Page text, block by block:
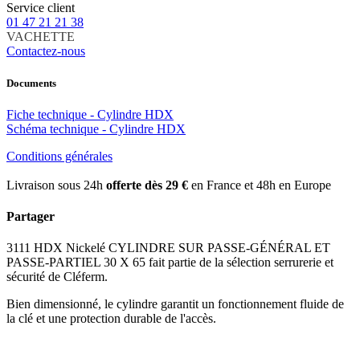
Service client
01 47 21 21 38
VACHETTE
Contactez-nous
Documents
Fiche technique - Cylindre HDX
Schéma technique - Cylindre HDX
Conditions générales
Livraison sous 24h offerte dès 29 € en France et 48h en Europe
Partager
3111 HDX Nickelé CYLINDRE SUR PASSE-GÉNÉRAL ET
PASSE-PARTIEL 30 X 65 fait partie de la sélection serrurerie et
sécurité de Cléferm.
Bien dimensionné, le cylindre garantit un fonctionnement fluide de
la clé et une protection durable de l'accès.